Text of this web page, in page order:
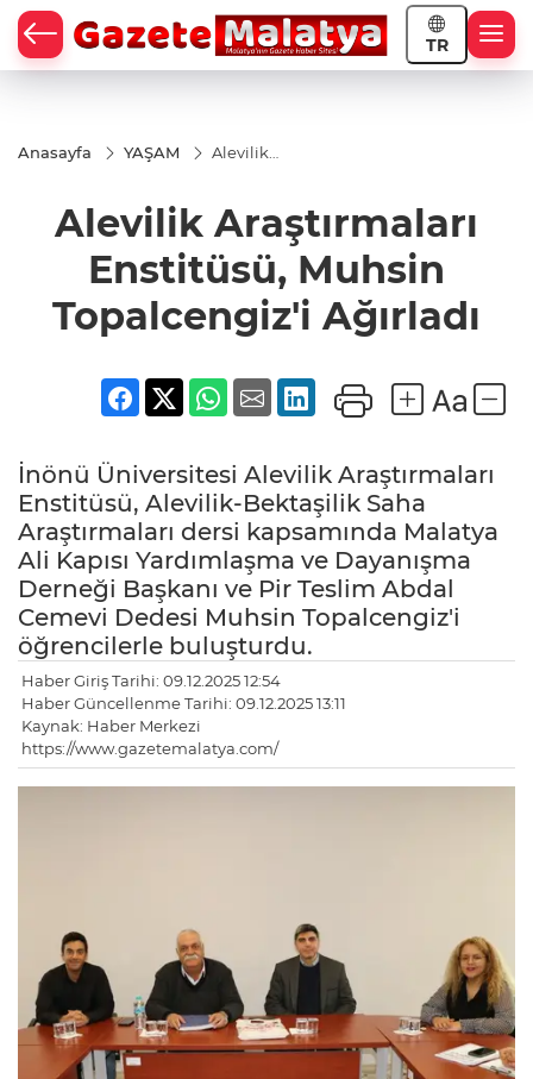
TR
Anasayfa YAŞAM
Alevilik
Muhsin
Topalcengiz'i
Alevilik Araştırmaları
Enstitüsü, Muhsin
Topalcengiz'i Ağırladı
İnönü Üniversitesi Alevilik Araştırmaları
Enstitüsü, Alevilik-Bektaşilik Saha
Araştırmaları dersi kapsamında Malatya
Ali Kapısı Yardımlaşma ve Dayanışma
Derneği Başkanı ve Pir Teslim Abdal
Cemevi Dedesi Muhsin Topalcengiz'i
öğrencilerle buluşturdu.
Haber Giriş Tarihi: 09.12.2025 12:54
Haber Güncellenme Tarihi: 09.12.2025 13:11
Kaynak: Haber Merkezi
https://www.gazetemalatya.com/